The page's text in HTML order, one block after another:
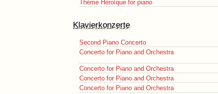
Théme Héroïque for piano
Klavierkonzerte
Second Piano Concerto
Concerto for Piano and Orchestra
Concerto for Piano and Orchestra
Concerto for Piano and Orchestra
Concerto for Piano and Orchestra